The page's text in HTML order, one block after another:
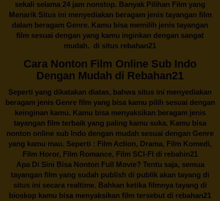
sekali selama 24 jam nonstop. Banyak Pilihan Film yang
Menarik Situs ini menyediakan beragam jenis tayangan film
dalam beragam Genre. Kamu bisa memilih jenis tayangan
film sesuai dengan yang kamu inginkan dengan sangat
mudah. di situs rebahan21
Cara Nonton Film Online Sub Indo
Dengan Mudah di Rebahan21
Seperti yang dikatakan diatas, bahwa situs ini menyediakan
beragam jenis Genre film yang bisa kamu pilih sesuai dengan
keinginan kamu. Kamu bisa menyaksikan beragam jenis
tayangan film terbaik yang paling kamu suka. Kamu bisa
nonton online sub Indo dengan mudah sesuai dengan Genre
yang kamu mau. Seperti : Film Action, Drama, Film Komedi,
Film Horor, Film Romance, Film SCI-FI di rebahin21
Apa Di Sini Bisa Nonton Full Movie? Tentu saja, semua
tayangan film yang sudah publish di publik akan tayang di
situs ini secara realtime. Bahkan ketika filmnya tayang di
bioskop kamu bisa menyaksikan film tersebut di rebahan21